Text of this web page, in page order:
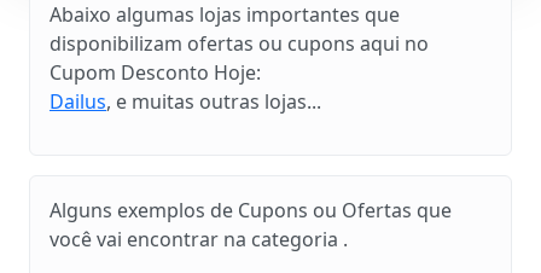
Abaixo algumas lojas importantes que
disponibilizam ofertas ou cupons aqui no
Cupom Desconto Hoje:
Dailus, e muitas outras lojas...
Alguns exemplos de Cupons ou Ofertas que
você vai encontrar na categoria .